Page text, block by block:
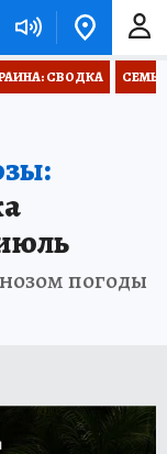
СВОДКА
погоды